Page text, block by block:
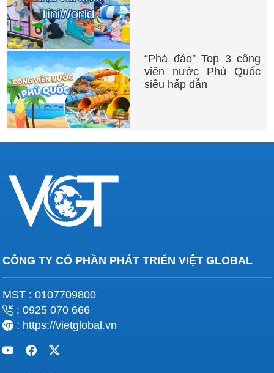
“Phá đảo” Top 3 công
viên nước Phú Quốc
siêu hấp dẫn
CÔNG TY CỔ PHẦN PHÁT TRIỂN VIỆT GLOBAL
MST : 0107709800
: 0925 070 666
: https://vietglobal.vn